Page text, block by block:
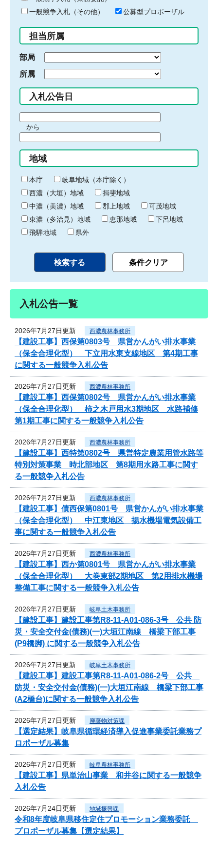
ド
入
力
一般競争入札（その他）
公募型プロポーザル
担当所属
部局
所属
入札公告日
間
始
り
から
間
終
わ
り
地域
本庁
岐阜地域（本庁除く）
西濃（大垣）地域
揖斐地域
中濃（美濃）地域
郡上地域
可茂地域
東濃（多治見）地域
恵那地域
下呂地域
飛騨地域
県外
入札公告一覧
2026年7月27日更新 西濃農林事務所
【建設工事】西保第0803号 県営かんがい排水事業
（保全合理化型） 下立用水東支線地区 第4期工事
に関する一般競争入札公告
2026年7月27日更新 西濃農林事務所
【建設工事】西保第0802号 県営かんがい排水事業
（保全合理化型） 柿之木戸用水3期地区 水路補修
第1期工事に関する一般競争入札公告
2026年7月27日更新 西濃農林事務所
【建設工事】西特第0802号 県営特定農業用管水路等
特別対策事業 時北部地区 第8期用水路工事に関す
る一般競争入札公告
2026年7月27日更新 西濃農林事務所
【建設工事】債西保第0801号 県営かんがい排水事業
（保全合理化型） 中江東地区 揚水機場電気設備工
事に関する一般競争入札公告
2026年7月27日更新 西濃農林事務所
【建設工事】西か第0801号 県営かんがい排水事業
（保全合理化型） 大巻東部2期地区 第2用排水機場
整備工事に関する一般競争入札公告
2026年7月27日更新 岐阜土木事務所
【建設工事】建設工事第R8-11-A01-086-3号 公共 防
災・安全交付金(債務)(一)大垣江南線 橋梁下部工事
(P9橋脚) に関する一般競争入札公告
2026年7月27日更新 岐阜土木事務所
【建設工事】建設工事第R8-11-A01-086-2号 公共
防災・安全交付金(債務)(一)大垣江南線 橋梁下部工事
(A2橋台)に関する一般競争入札公告
2026年7月27日更新 廃棄物対策課
【選定結果】岐阜県循環経済導入促進事業委託業務プ
ロポーザル募集
2026年7月27日更新 岐阜農林事務所
【建設工事】県単治山事業 和井谷に関する一般競争
入札公告
2026年7月24日更新 地域振興課
令和8年度岐阜県移住定住プロモーション業務委託
プロポーザル募集【選定結果】